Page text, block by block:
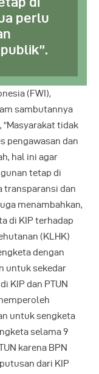
perlu
(FWI),
sambutannya
“Masyarakat tidak
pengawasan dan
hal ini agar
tetap di
transparansi dan
menambahkan,
di KIP terhadap
(KLHK)
dengan
untuk sekedar
KIP dan PTUN
untuk sengketa
selama 9
karena BPN
dari KIP